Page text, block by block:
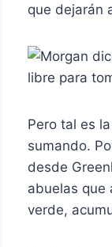
que dejarán
Pero tal es
sumando.
desde
abuelas que
verde,